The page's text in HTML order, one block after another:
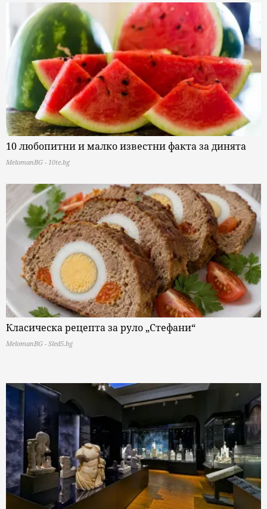
10 любопитни и малко известни факта за динята
MelomanBG - 10te.bg
Класическа рецепта за руло „Стефани“
MelomanBG - Sled5.bg